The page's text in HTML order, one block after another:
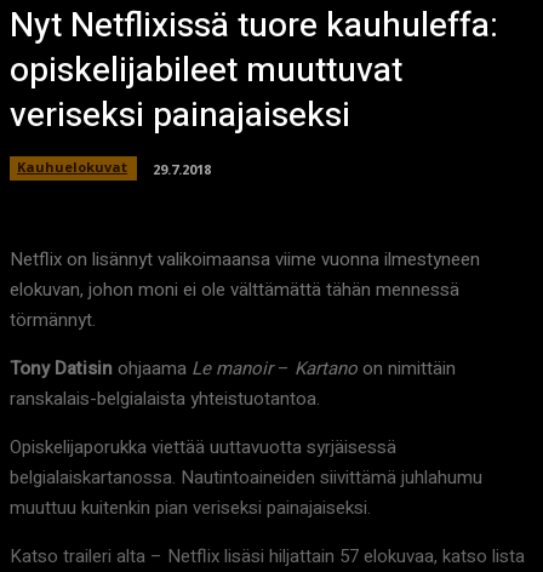
Nyt Netflixissä tuore kauhuleffa:
opiskelijabileet muuttuvat
veriseksi painajaiseksi
Kauhuelokuvat 29.7.2018
Netflix on lisännyt valikoimaansa viime vuonna ilmestyneen
elokuvan, johon moni ei ole välttämättä tähän mennessä
törmännyt.
Tony Datisinohjaama Le manoir– Kartanoon nimittäin
ranskalais-belgialaista yhteistuotantoa.
Opiskelijaporukka viettää uuttavuotta syrjäisessä
belgialaiskartanossa. Nautintoaineiden siivittämä juhlahumu
muuttuu kuitenkin pian veriseksi painajaiseksi.
Katso traileri alta – Netflix lisäsi hiljattain 57 elokuvaa, katso lista